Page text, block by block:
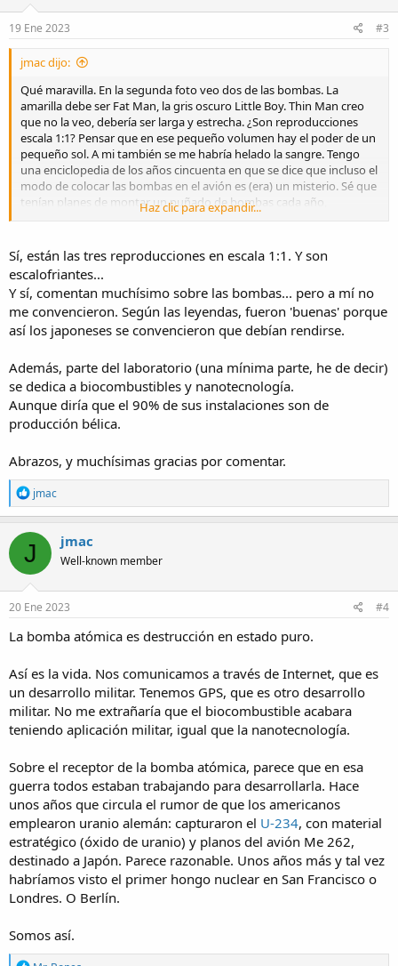
n
s
19 Ene 2023 #3
jmac dijo:
Qué maravilla. En la segunda foto veo dos de las bombas. La
amarilla debe ser Fat Man, la gris oscuro Little Boy. Thin Man creo
que no la veo, debería ser larga y estrecha. ¿Son reproducciones
escala 1:1? Pensar que en ese pequeño volumen hay el poder de un
pequeño sol. A mi también se me habría helado la sangre. Tengo
una enciclopedia de los años cincuenta en que se dice que incluso el
modo de colocar las bombas en el avión es (era) un misterio. Sé que
tenían planes de montar un puñado de bombas cada año,
¿comentan algo sobre el tipo de bomba?
Veo que hay paneles sobre biocombustibles basados en algas,
¿desarrollan el uso de energía nuclear con fines civiles y energías
alternativas? Se ve una instalación densa en información pero muy
amena.
Debe ser impresionante. Muchas gracias por compartirlo.
Haz clic para expandir...
Sí, están las tres reproducciones en escala 1:1. Y son
escalofriantes...
Y sí, comentan muchísimo sobre las bombas... pero a mí no
me convencieron. Según las leyendas, fueron 'buenas' porque
así los japoneses se convencieron que debían rendirse.
Además, parte del laboratorio (una mínima parte, he de decir)
se dedica a biocombustibles y nanotecnología.
Aunque diría que el 90% de sus instalaciones son de
producción bélica.
Abrazos, y muchísimas gracias por comentar.
R
e
a
c
t
i
o
n
s
jmac
J jmac
Well-known member
20 Ene 2023 #4
La bomba atómica es destrucción en estado puro.
Así es la vida. Nos comunicamos a través de Internet, que es
un desarrollo militar. Tenemos GPS, que es otro desarrollo
militar. No me extrañaría que el biocombustible acabara
teniendo aplicación militar, igual que la nanotecnología.
Sobre el receptor de la bomba atómica, parece que en esa
guerra todos estaban trabajando para desarrollarla. Hace
unos años que circula el rumor de que los americanos
emplearon uranio alemán: capturaron el U-234, con material
estratégico (óxido de uranio) y planos del avión Me 262,
destinado a Japón. Parece razonable. Unos años más y tal vez
habríamos visto el primer hongo nuclear en San Francisco o
Londres. O Berlín.
Somos así.